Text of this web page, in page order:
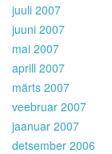
juuli 2007
juuni 2007
mai 2007
aprill 2007
märts 2007
veebruar 2007
jaanuar 2007
detsember 2006